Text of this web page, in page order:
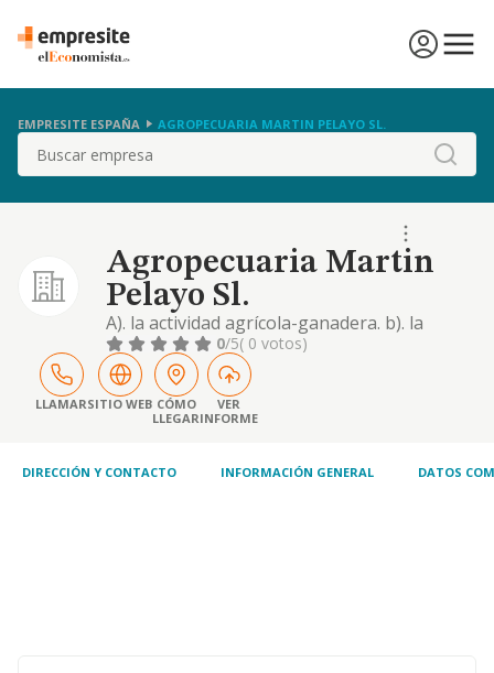
EMPRESITE ESPAÑA AGROPECUARIA MARTIN PELAYO SL.
Buscar
Agropecuaria Martin
Pelayo Sl.
A). la actividad agrícola-ganadera. b). la
producción y comercializaciónde productos
alimenticios tanto al por menor como al por
mayor. incluye lacompra-venta y fabricación
de todo tipo de productos alimenticios, así
como el sacrificio de animales para la
0/5( 0 votos)
LLAMARSITIO WEB CÓMO
LLEGAR
VER
INFORME
DIRECCIÓN Y CONTACTO INFORMACIÓN GENERAL DATOS